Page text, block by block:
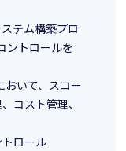
テム構築プロ
ントロールを
おいて、スコー
コスト管理、
ロール